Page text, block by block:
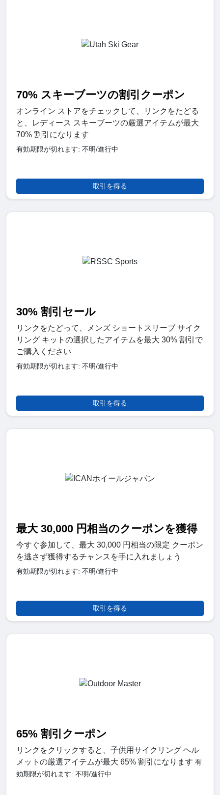
70% スキーブーツの割引クーポン
オンライン ストアをチェックして、リンクをたどる
と、レディース スキーブーツの厳選アイテムが最大
70% 割引になります
有効期限が切れます: 不明/進行中
取引を得る
30% 割引セール
リンクをたどって、メンズ ショートスリーブ サイク
リング キットの選択したアイテムを最大 30% 割引で
ご購入ください
有効期限が切れます: 不明/進行中
取引を得る
最大 30,000 円相当のクーポンを獲得
今すぐ参加して、最大 30,000 円相当の限定 クーポン
を逃さず獲得するチャンスを手に入れましょう
有効期限が切れます: 不明/進行中
取引を得る
65% 割引クーポン
リンクをクリックすると、子供用サイクリング ヘル
メットの厳選アイテムが最大 65% 割引になります 有
効期限が切れます: 不明/進行中